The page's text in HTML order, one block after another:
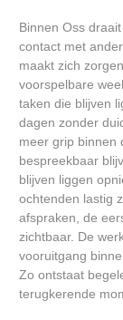
Binnen Oss
contact met
maakt zich
voorspelbare
taken die blijven
dagen zonder
meer grip binnen
bespreekbaar
blijven liggen
ochtenden lastig
afspraken, de
zichtbaar. De
vooruitgang
Zo ontstaat
terugkerende